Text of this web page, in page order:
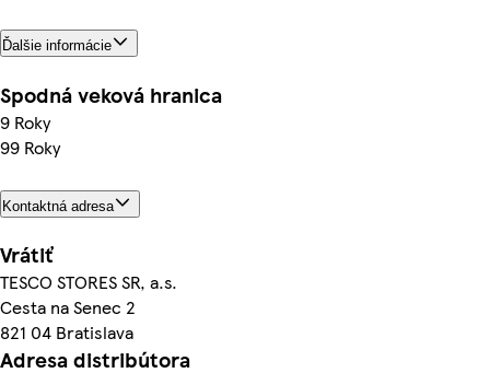
Ďalšie informácie
Spodná veková hranica
9 Roky
99 Roky
Kontaktná adresa
Vrátiť
TESCO STORES SR, a.s.
Cesta na Senec 2
821 04 Bratislava
Adresa distribútora